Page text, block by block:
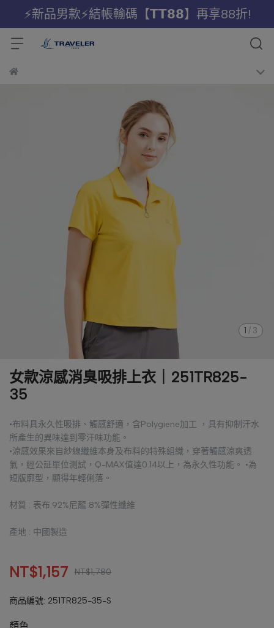
⚡新品男款⚡結帳輸碼【𝗧𝗧𝟴𝟴】再享88折!
1 / 3
女款涼感消臭吸排上衣｜251TR825-
35
•布料具永久性吸排、觸感舒適，含Polygiene加工 ，具有抑制汗水
所產生的異味達到零汗味功能。
•涼感效果來自紗線纖維本身及布料的特殊組織，穿著觸感涼爽透
氣，經公証單位測試，Q-MAX值達0.14以上，為永久性功能。 •為
短版廓型，顯得年輕俐落。
材質 : 表布:92%尼龍 8%彈性纖維
產地 : 中國製造
NT$1,157 NT$1,780
商品編號: 251TR825-35-S